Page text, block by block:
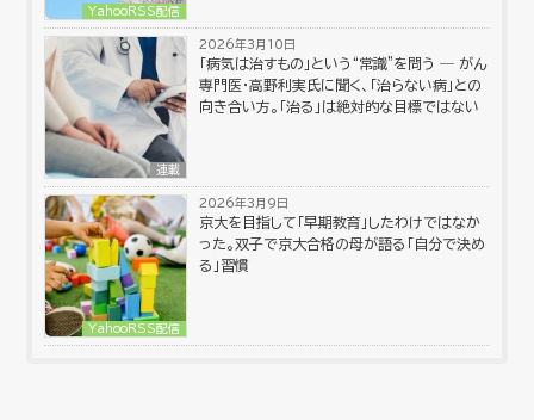
YahooRSS配信
連載
2026年3月10日
「病気は治すもの」という“常識”を問う ― がん
専門医・高野利実氏に聞く、「治らない病」との
向き合い方。「治る」は絶対的な目標ではない
YahooRSS配信
2026年3月9日
京大を目指して「早期教育」したわけではなか
った。双子で京大合格の母が語る「自分で決め
る」習慣